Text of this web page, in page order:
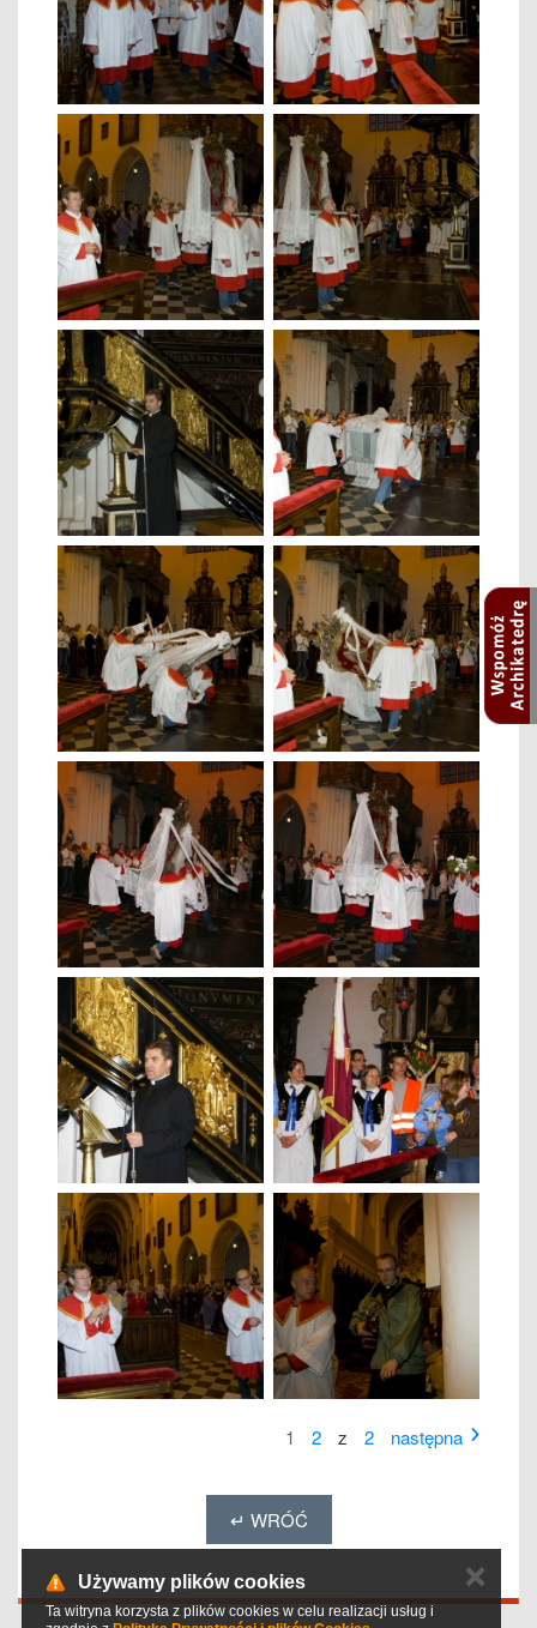
1 2 z 2 następna
↵ WRÓĆ
Używamy plików cookies
Ta witryna korzysta z plików cookies w celu realizacji usług i
✕